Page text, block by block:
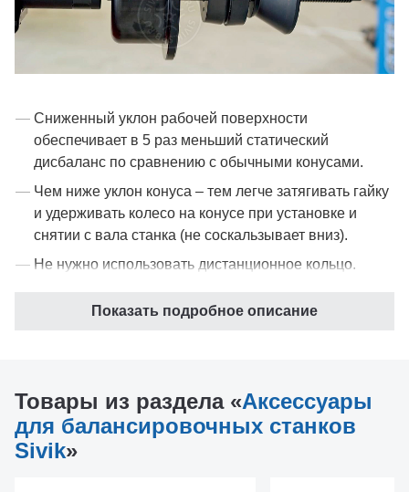
Сниженный уклон рабочей поверхности
обеспечивает в 5 раз меньший статический
дисбаланс по сравнению с обычными конусами.
Чем ниже уклон конуса – тем легче затягивать гайку
и удерживать колесо на конусе при установке и
снятии с вала станка (не соскальзывает вниз).
Не нужно использовать дистанционное кольцо.
время как стандартный конус в него упирается.
Обеспечивают лучшую центровку, даже тяжелых
больших колес.
Показать подробное описание
Товары из раздела «Аксессуары
для балансировочных станков
Sivik»